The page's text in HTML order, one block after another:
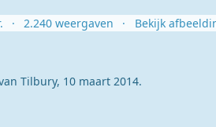
2.240 weergaven Bekijk
Tilbury, 10 maart 2014.